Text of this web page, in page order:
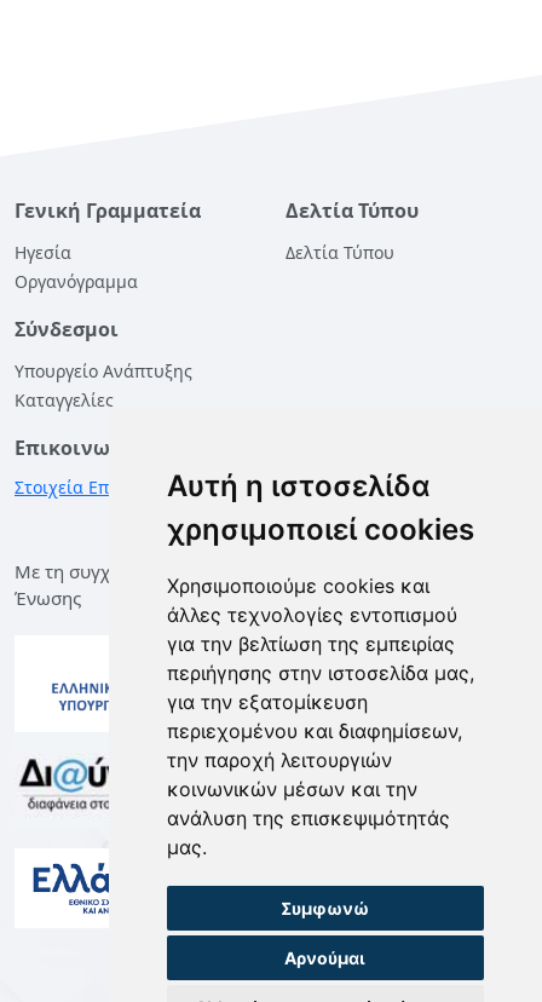
Αυτή η ιστοσελίδα
χρησιμοποιεί cookies
Χρησιμοποιούμε cookies και
άλλες τεχνολογίες εντοπισμού
για την βελτίωση της εμπειρίας
περιήγησης στην ιστοσελίδα μας,
για την εξατομίκευση
περιεχομένου και διαφημίσεων,
την παροχή λειτουργιών
κοινωνικών μέσων και την
ανάλυση της επισκεψιμότητάς
μας.
Συμφωνώ
Αρνούμαι
Γενική Γραμματεία
Ηγεσία
Οργανόγραμμα
Δελτία Τύπου
Δελτία Τύπου
Σύνδεσμοι
Υπουργείο Ανάπτυξης
Καταγγελίες
Επικοινωνία
Στοιχεία Επικοινωνίας
Με τη συγχρηματοδότηση της Ελλάδας και της Ευρωπαϊκής
Ένωσης